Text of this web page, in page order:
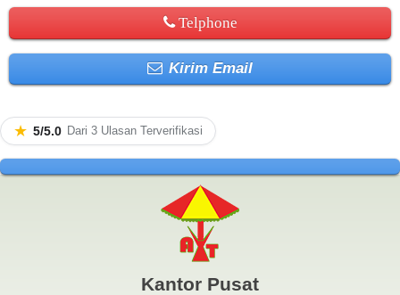
Telphone
Kirim Email
★ 5/5.0 Dari 3 Ulasan Terverifikasi
Kantor Pusat